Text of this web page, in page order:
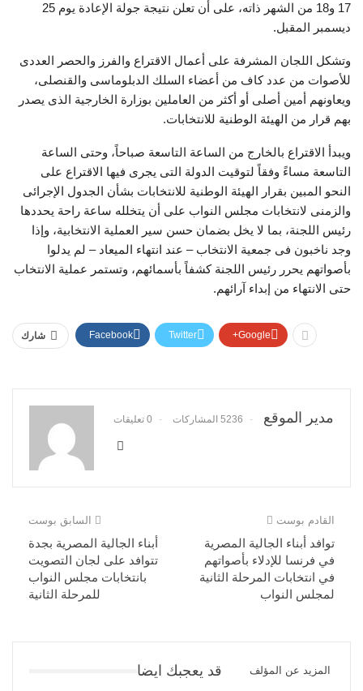
17 و18 من الشهر ذاته، على أن تعلن نتيجة جولة الإعادة يوم 25
ديسمبر المقبل.
وتشكل اللجان المشرفة على أعمال الاقتراع والفرز والحصر العددى
للأصوات من عدد كاف من أعضاء السلك الدبلوماسى والقنصلى،
ويعاونهم أمين أصلى أو أكثر من العاملين بوزارة الخارجية الذى يصدر
بهم قرار من الهيئة الوطنية للانتخابات.
ويبدأ الاقتراع بالخارج من الساعة التاسعة صباحاً، وحتى الساعة
التاسعة مساءً وفقاً لتوقيت الدولة التى يجرى فيها الاقتراع على
النحو المبين بقرار الهيئة الوطنية للانتخابات بشأن الجدول الإجرائى
والزمنى لانتخابات مجلس النواب على أن يتخلله ساعة راحة يحددها
رئيس اللجنة، بما لا يخل بضمان حسن سير العملية الانتخابية، وإذا
وجد ناخبون فى جمعية الانتخاب – عند انتهاء الميعاد – لم يدلوا
بأصواتهم يحرر رئيس اللجنة كشفاً بأسمائهم، وتستمر عملية الانتخاب
حتى الانتهاء من إبداء آرائهم.
شارك Facebook Twitter Google+
مدير الموقع 5236 المشاركات 0 تعليقات
السابق بوست
أبناء الجالية المصرية بجدة
تتوافد على لجان التصويت
بانتخابات مجلس النواب
للمرحلة الثانية
القادم بوست
توافد أبناء الجالية المصرية
في فرنسا للإدلاء بأصواتهم
في انتخابات المرحلة الثانية
لمجلس النواب
قد يعجبك ايضا المزيد عن المؤلف